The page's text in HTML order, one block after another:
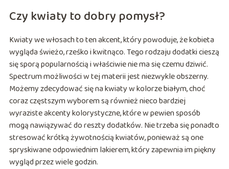
Czy kwiaty to dobry pomysł?
Kwiaty we włosach to ten akcent, który powoduje, że kobieta
wygląda świeżo, rześko i kwitnąco. Tego rodzaju dodatki cieszą
się sporą popularnością i właściwie nie ma się czemu dziwić.
Spectrum możliwości w tej materii jest niezwykle obszerny.
Możemy zdecydować się na kwiaty w kolorze białym, choć
coraz częstszym wyborem są również nieco bardziej
wyraziste akcenty kolorystyczne, które w pewien sposób
mogą nawiązywać do reszty dodatków. Nie trzeba się ponadto
stresować krótką żywotnością kwiatów, ponieważ są one
spryskiwane odpowiednim lakierem, który zapewnia im piękny
wygląd przez wiele godzin.